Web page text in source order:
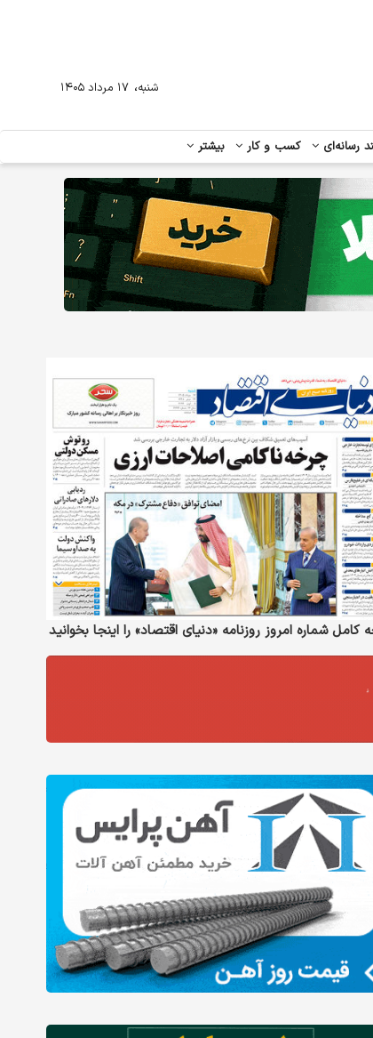
رسانه‌ای کسب و کار بیشتر
شنبه، ۱۷ مرداد ۱۴۰۵
کامل شماره امروز روزنامه «دنیای‌ اقتصاد» را اینجا بخوانید